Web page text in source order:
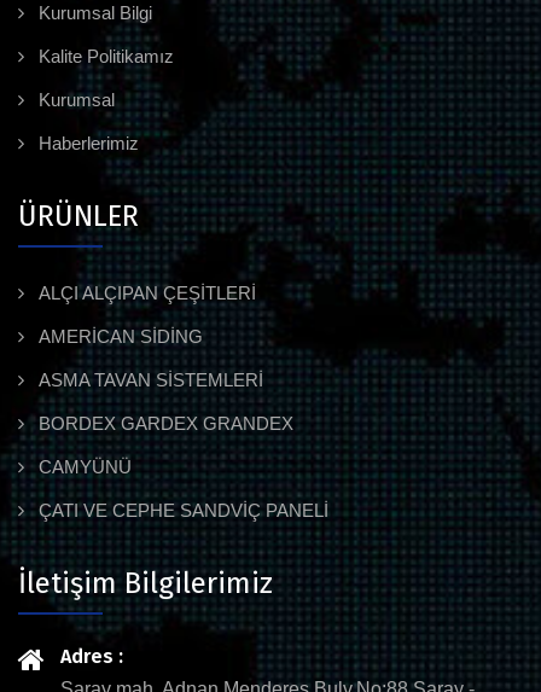
Kurumsal Bilgi
Kalite Politikamız
Kurumsal
Haberlerimiz
ÜRÜNLER
ALÇI ALÇIPAN ÇEŞİTLERİ
AMERİCAN SİDİNG
ASMA TAVAN SİSTEMLERİ
BORDEX GARDEX GRANDEX
CAMYÜNÜ
ÇATI VE CEPHE SANDVİÇ PANELİ
İletişim Bilgilerimiz
Adres :